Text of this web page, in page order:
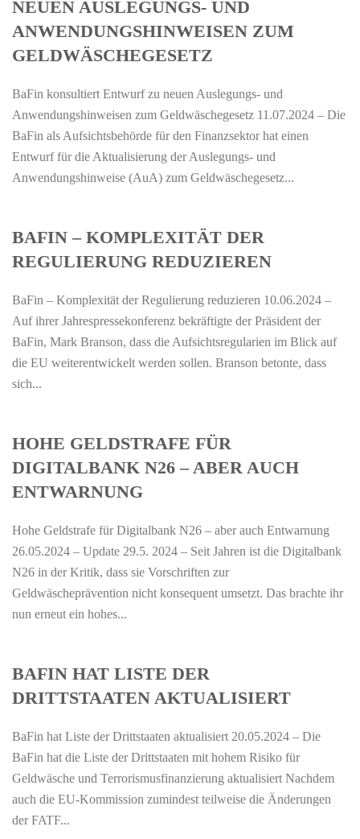
NEUEN AUSLEGUNGS- UND
ANWENDUNGSHINWEISEN ZUM
GELDWÄSCHEGESETZ
BaFin konsultiert Entwurf zu neuen Auslegungs- und
Anwendungshinweisen zum Geldwäschegesetz 11.07.2024 – Die
BaFin als Aufsichtsbehörde für den Finanzsektor hat einen
Entwurf für die Aktualisierung der Auslegungs- und
Anwendungshinweise (AuA) zum Geldwäschegesetz...
BAFIN – KOMPLEXITÄT DER
REGULIERUNG REDUZIEREN
BaFin – Komplexität der Regulierung reduzieren 10.06.2024 –
Auf ihrer Jahrespressekonferenz bekräftigte der Präsident der
BaFin, Mark Branson, dass die Aufsichtsregularien im Blick auf
die EU weiterentwickelt werden sollen. Branson betonte, dass
sich...
HOHE GELDSTRAFE FÜR
DIGITALBANK N26 – ABER AUCH
ENTWARNUNG
Hohe Geldstrafe für Digitalbank N26 – aber auch Entwarnung
26.05.2024 – Update 29.5. 2024 – Seit Jahren ist die Digitalbank
N26 in der Kritik, dass sie Vorschriften zur
Geldwäscheprävention nicht konsequent umsetzt. Das brachte ihr
nun erneut ein hohes...
BAFIN HAT LISTE DER
DRITTSTAATEN AKTUALISIERT
BaFin hat Liste der Drittstaaten aktualisiert 20.05.2024 – Die
BaFin hat die Liste der Drittstaaten mit hohem Risiko für
Geldwäsche und Terrorismusfinanzierung aktualisiert Nachdem
auch die EU-Kommission zumindest teilweise die Änderungen
der FATF...